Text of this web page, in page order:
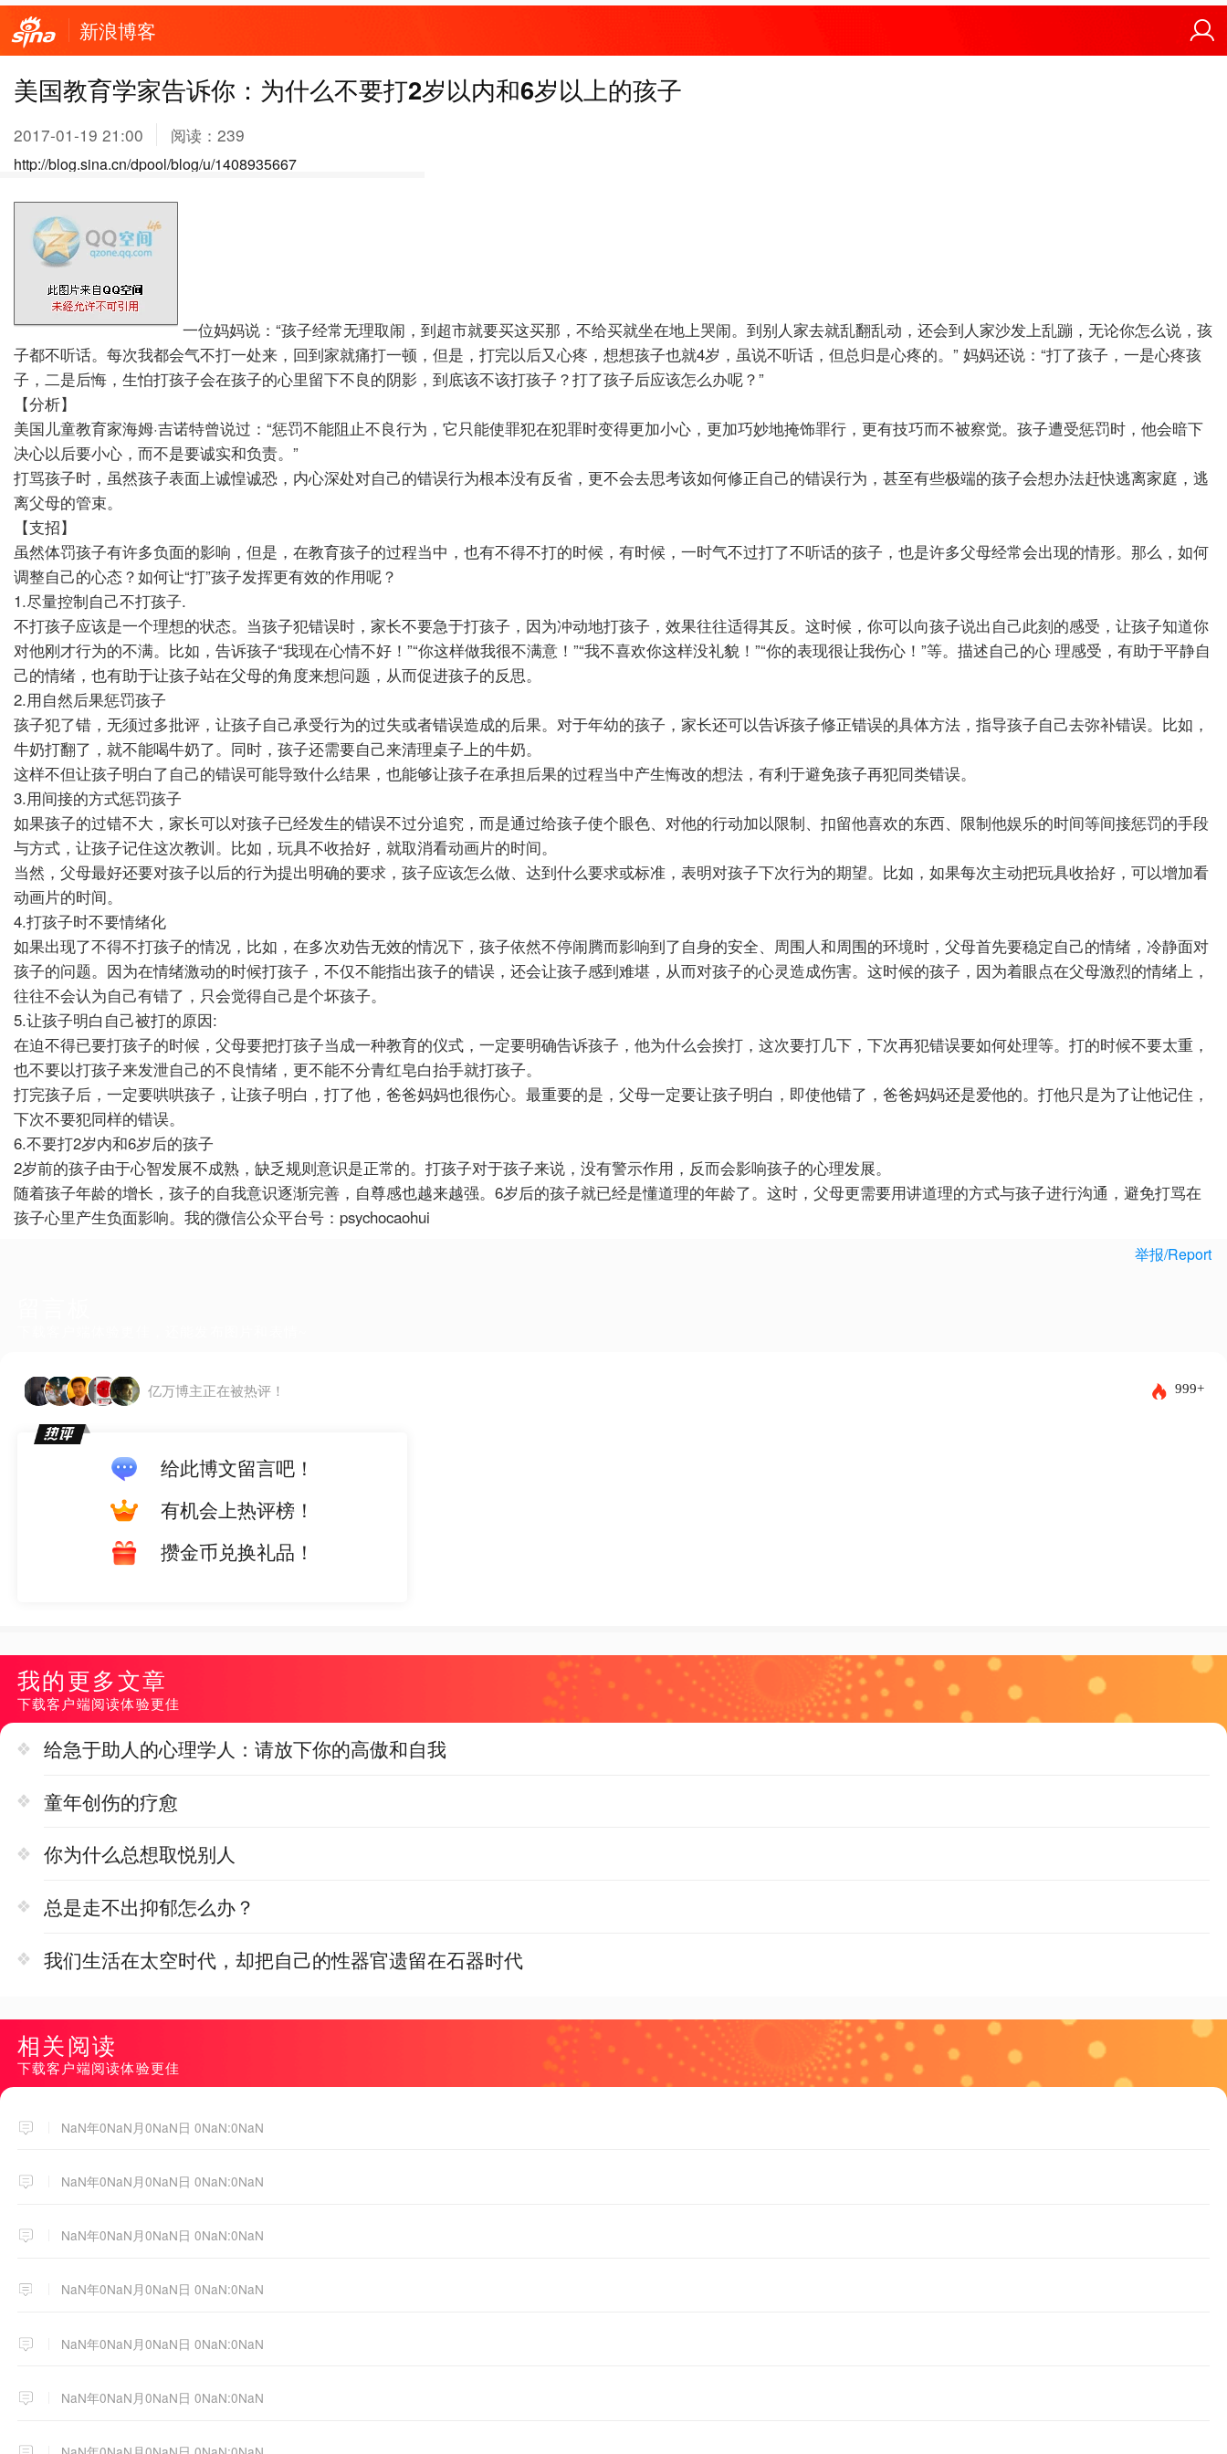
新浪博客
美国教育学家告诉你：为什么不要打2岁以内和6岁以上的孩子
2017-01-19 21:00 阅读： 239
http://blog.sina.cn/dpool/blog/u/1408935667
一位妈妈说：“孩子经常无理取闹，到超市就要买这买那，不给买就坐在地上哭闹。到别人家去就乱翻乱动，还会到人家沙发上乱蹦，无论你怎么说，孩
子都不听话。每次我都会气不打一处来，回到家就痛打一顿，但是，打完以后又心疼，想想孩子也就4岁，虽说不听话，但总归是心疼的。” 妈妈还说：“打了孩子，一是心疼孩
子，二是后悔，生怕打孩子会在孩子的心里留下不良的阴影，到底该不该打孩子？打了孩子后应该怎么办呢？”
【分析】
美国儿童教育家海姆·吉诺特曾说过：“惩罚不能阻止不良行为，它只能使罪犯在犯罪时变得更加小心，更加巧妙地掩饰罪行，更有技巧而不被察觉。孩子遭受惩罚时，他会暗下
决心以后要小心，而不是要诚实和负责。”
打骂孩子时，虽然孩子表面上诚惶诚恐，内心深处对自己的错误行为根本没有反省，更不会去思考该如何修正自己的错误行为，甚至有些极端的孩子会想办法赶快逃离家庭，逃
离父母的管束。
【支招】
虽然体罚孩子有许多负面的影响，但是，在教育孩子的过程当中，也有不得不打的时候，有时候，一时气不过打了不听话的孩子，也是许多父母经常会出现的情形。那么，如何
调整自己的心态？如何让“打”孩子发挥更有效的作用呢？
1.尽量控制自己不打孩子.
不打孩子应该是一个理想的状态。当孩子犯错误时，家长不要急于打孩子，因为冲动地打孩子，效果往往适得其反。这时候，你可以向孩子说出自己此刻的感受，让孩子知道你
对他刚才行为的不满。比如，告诉孩子“我现在心情不好！”“你这样做我很不满意！”“我不喜欢你这样没礼貌！”“你的表现很让我伤心！”等。描述自己的心 理感受，有助于平静自
己的情绪，也有助于让孩子站在父母的角度来想问题，从而促进孩子的反思。
2.用自然后果惩罚孩子
孩子犯了错，无须过多批评，让孩子自己承受行为的过失或者错误造成的后果。对于年幼的孩子，家长还可以告诉孩子修正错误的具体方法，指导孩子自己去弥补错误。比如，
牛奶打翻了，就不能喝牛奶了。同时，孩子还需要自己来清理桌子上的牛奶。
这样不但让孩子明白了自己的错误可能导致什么结果，也能够让孩子在承担后果的过程当中产生悔改的想法，有利于避免孩子再犯同类错误。
3.用间接的方式惩罚孩子
如果孩子的过错不大，家长可以对孩子已经发生的错误不过分追究，而是通过给孩子使个眼色、对他的行动加以限制、扣留他喜欢的东西、限制他娱乐的时间等间接惩罚的手段
与方式，让孩子记住这次教训。比如，玩具不收拾好，就取消看动画片的时间。
当然，父母最好还要对孩子以后的行为提出明确的要求，孩子应该怎么做、达到什么要求或标准，表明对孩子下次行为的期望。比如，如果每次主动把玩具收拾好，可以增加看
动画片的时间。
4.打孩子时不要情绪化
如果出现了不得不打孩子的情况，比如，在多次劝告无效的情况下，孩子依然不停闹腾而影响到了自身的安全、周围人和周围的环境时，父母首先要稳定自己的情绪，冷静面对
孩子的问题。因为在情绪激动的时候打孩子，不仅不能指出孩子的错误，还会让孩子感到难堪，从而对孩子的心灵造成伤害。这时候的孩子，因为着眼点在父母激烈的情绪上，
往往不会认为自己有错了，只会觉得自己是个坏孩子。
5.让孩子明白自己被打的原因:
在迫不得已要打孩子的时候，父母要把打孩子当成一种教育的仪式，一定要明确告诉孩子，他为什么会挨打，这次要打几下，下次再犯错误要如何处理等。打的时候不要太重，
也不要以打孩子来发泄自己的不良情绪，更不能不分青红皂白抬手就打孩子。
打完孩子后，一定要哄哄孩子，让孩子明白，打了他，爸爸妈妈也很伤心。最重要的是，父母一定要让孩子明白，即使他错了，爸爸妈妈还是爱他的。打他只是为了让他记住，
下次不要犯同样的错误。
6.不要打2岁内和6岁后的孩子
2岁前的孩子由于心智发展不成熟，缺乏规则意识是正常的。打孩子对于孩子来说，没有警示作用，反而会影响孩子的心理发展。
随着孩子年龄的增长，孩子的自我意识逐渐完善，自尊感也越来越强。6岁后的孩子就已经是懂道理的年龄了。这时，父母更需要用讲道理的方式与孩子进行沟通，避免打骂在
孩子心里产生负面影响。我的微信公众平台号：psychocaohui
举报/Report
亿万博主正在被热评！ 999+
给此博文留言吧！
有机会上热评榜！
攒金币兑换礼品！
我的更多文章
下载客户端阅读体验更佳
给急于助人的心理学人：请放下你的高傲和自我
童年创伤的疗愈
你为什么总想取悦别人
总是走不出抑郁怎么办？
我们生活在太空时代，却把自己的性器官遗留在石器时代
相关阅读
下载客户端阅读体验更佳
NaN年0NaN月0NaN日 0NaN:0NaN
NaN年0NaN月0NaN日 0NaN:0NaN
NaN年0NaN月0NaN日 0NaN:0NaN
NaN年0NaN月0NaN日 0NaN:0NaN
NaN年0NaN月0NaN日 0NaN:0NaN
NaN年0NaN月0NaN日 0NaN:0NaN